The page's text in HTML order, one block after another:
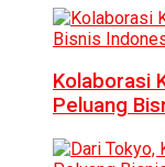
Kolaborasi
Peluang